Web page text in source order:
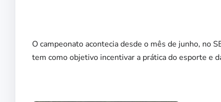
O campeonato acontecia desde o mês de junho, no
tem como objetivo incentivar a prática do esporte e